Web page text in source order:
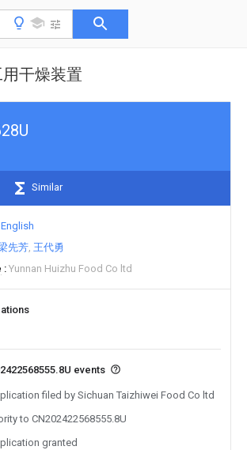
干燥装置
Similar
English
先芳 王代勇
Yunnan Huizhu Food Co ltd
events
filed by Sichuan Taizhiwei Food Co ltd
to CN202422568555.8U
granted